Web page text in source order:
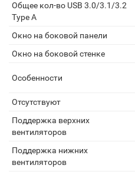
Общее кол-во USB 3.0/3.1/3.2
Type A
Окно на боковой панели
Окно на боковой стенке
Особенности
Отсутствуют
Поддержка верхних
вентиляторов
Поддержка нижних
вентиляторов